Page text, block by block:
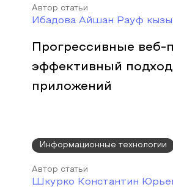
Автор статьи
Ибадова Айшан Рауф кызы
Прогрессивные веб-
эффективный
приложений
Информационные технологии
Автор статьи
Шкурко Константин